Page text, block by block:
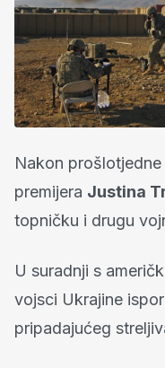
Nakon
premijera Justina
topničku i drugu
U suradnji s
vojsci Ukrajine
pripadajućeg